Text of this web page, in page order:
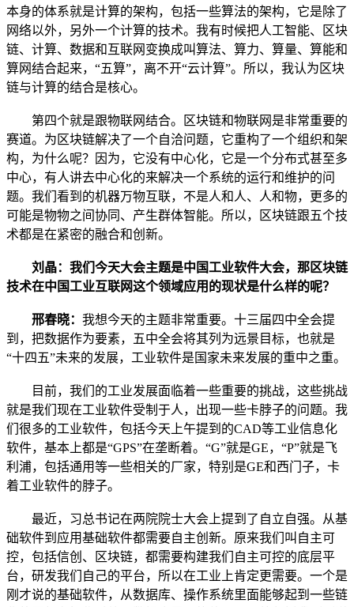
本身的体系就是计算的架构，包括一些算法的架构，它是除了
网络以外，另外一个计算的技术。我有时候把人工智能、区块
链、计算、数据和互联网变换成叫算法、算力、算量、算能和
算网结合起来，“五算”，离不开“云计算”。所以，我认为区块
链与计算的结合是核心。
第四个就是跟物联网结合。区块链和物联网是非常重要的
赛道。为区块链解决了一个自洽问题，它重构了一个组织和架
构，为什么呢？因为，它没有中心化，它是一个分布式甚至多
中心，有人讲去中心化的来解决一个系统的运行和维护的问
题。我们看到的机器万物互联，不是人和人、人和物，更多的
可能是物物之间协同、产生群体智能。所以，区块链跟五个技
术都是在紧密的融合和创新。
刘晶：我们今天大会主题是中国工业软件大会，那区块链
技术在中国工业互联网这个领域应用的现状是什么样的呢？
邢春晓： 我想今天的主题非常重要。十三届四中全会提
到，把数据作为要素，五中全会将其列为远景目标，也就是
“十四五”未来的发展，工业软件是国家未来发展的重中之重。
目前，我们的工业发展面临着一些重要的挑战，这些挑战
就是我们现在工业软件受制于人，出现一些卡脖子的问题。我
们很多的工业软件，包括今天上午提到的CAD等工业信息化
软件，基本上都是“GPS”在垄断着。“G”就是GE，“P”就是飞
利浦，包括通用等一些相关的厂家，特别是GE和西门子，卡
着工业软件的脖子。
最近，习总书记在两院院士大会上提到了自立自强。从基
础软件到应用基础软件都需要自主创新。原来我们叫自主可
控，包括信创、区块链，都需要构建我们自主可控的底层平
台，研发我们自己的平台，所以在工业上肯定更需要。一个是
刚才说的基础软件，从数据库、操作系统里面能够起到一些链